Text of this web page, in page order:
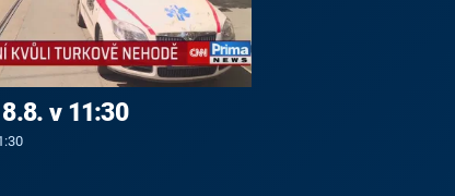
8.8. v 11:30